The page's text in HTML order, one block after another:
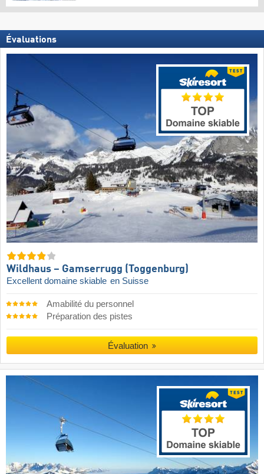
Évaluations
Wildhaus – Gamserrugg (Toggenburg)
Excellent domaine skiable en Suisse
Amabilité du personnel
Préparation des pistes
Évaluation